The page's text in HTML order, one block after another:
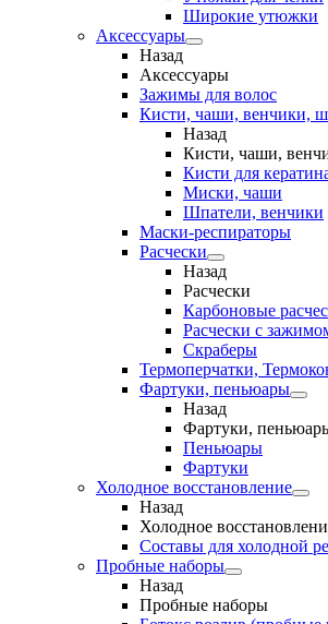
Широкие утюжки
Аксессуары
Назад
Аксессуары
Зажимы для волос
Кисти, чаши, венчики,
Назад
Кисти, чаши,
Кисти для
Миски, чаши
Шпатели, венчики
Маски-респираторы
Расчески
Назад
Расчески
Карбоновые
Расчески с
Скраберы
Термоперчатки,
Фартуки, пеньюары
Назад
Фартуки,
Пеньюары
Фартуки
Холодное восстановление
Назад
Холодное
Составы для холодной
Пробные наборы
Назад
Пробные наборы